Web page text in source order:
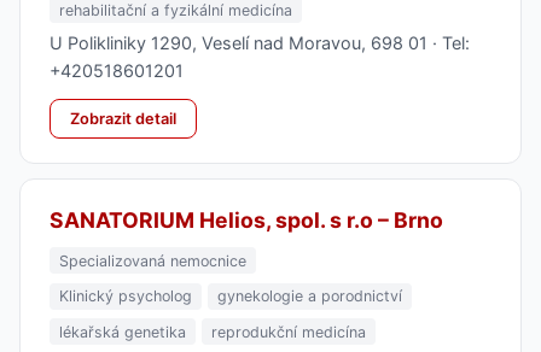
rehabilitační a fyzikální medicína
U Polikliniky 1290, Veselí nad Moravou, 698 01 · Tel:
+420518601201
Zobrazit detail
SANATORIUM Helios, spol. s r.o – Brno
Specializovaná nemocnice
Klinický psycholog
gynekologie a porodnictví
lékařská genetika
reprodukční medicína